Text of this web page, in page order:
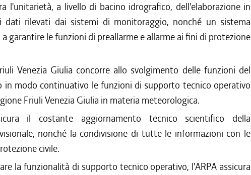
l'unitarietà, a livello di bacino idrografico, dell'elaborazione in
dati rilevati dai sistemi di monitoraggio, nonché un sistema
garantire le funzioni di preallarme e allarme ai fini di protezione
Venezia Giulia concorre allo svolgimento delle funzioni del
in modo continuativo le funzioni di supporto tecnico operativo
Friuli Venezia Giulia in materia meteorologica.
il costante aggiornamento tecnico scientifico della
nonché la condivisione di tutte le informazioni con le
civile.
la funzionalità di supporto tecnico operativo, l'ARPA assicura